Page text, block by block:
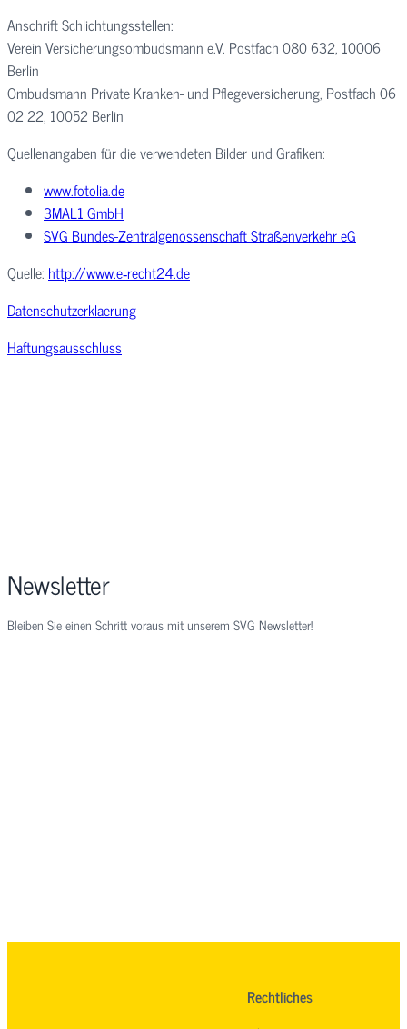
Anschrift Schlichtungsstellen:
Verein Versicherungsombudsmann e.V. Postfach 080 632, 10006
Berlin
Ombudsmann Private Kranken- und Pflegeversicherung, Postfach 06
02 22, 10052 Berlin
Quellenangaben für die verwendeten Bilder und Grafiken:
www.fotolia.de
3MAL1 GmbH
SVG Bundes-Zentralgenossenschaft Straßenverkehr eG
Quelle: http://www.e‑recht24.de
Datenschutzerklaerung
Haftungsausschluss
Newsletter
Bleiben Sie einen Schritt voraus mit unserem SVG Newsletter!
Rechtliches